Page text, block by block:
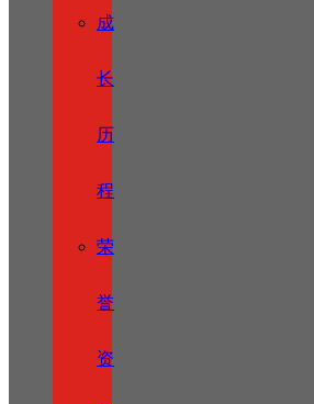
成
长
历
程
荣
誉
资